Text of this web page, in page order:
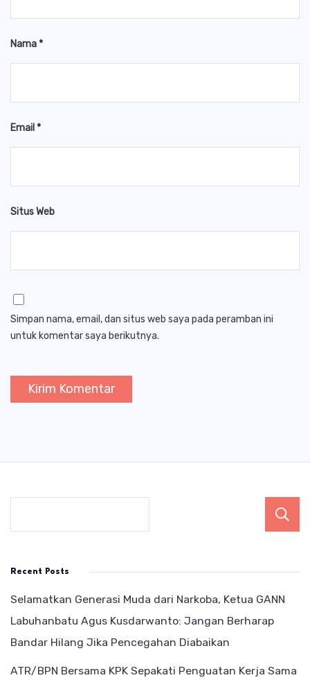
Nama*
Email *
Situs Web
Simpan nama, email, dan situs web saya pada peramban ini
untuk komentar saya berikutnya.
Recent Posts
Selamatkan Generasi Muda dari Narkoba, Ketua GANN
Labuhanbatu Agus Kusdarwanto: Jangan Berharap
Bandar Hilang Jika Pencegahan Diabaikan
ATR/BPN Bersama KPK Sepakati Penguatan Kerja Sama